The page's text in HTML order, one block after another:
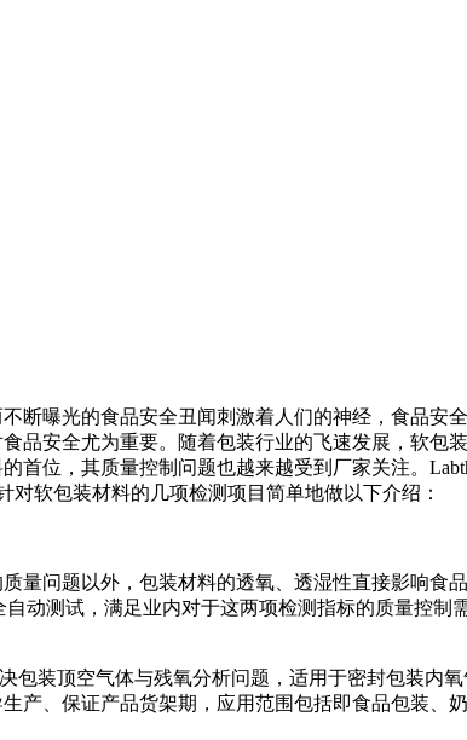
断曝光的食品安全丑闻刺激着人们的神经，食品安
品安全尤为重要。随着包装行业的飞速发展，软包
首位，其质量控制问题也越来越受到厂家关注。
对软包装材料的几项检测项目简单地做以下介绍：
量问题以外，包装材料的透氧、透湿性直接影响食
动测试，满足业内对于这两项检测指标的质量控
包装顶空气体与残氧分析问题，适用于密封包装内
产、保证产品货架期，应用范围包括即食品包装、